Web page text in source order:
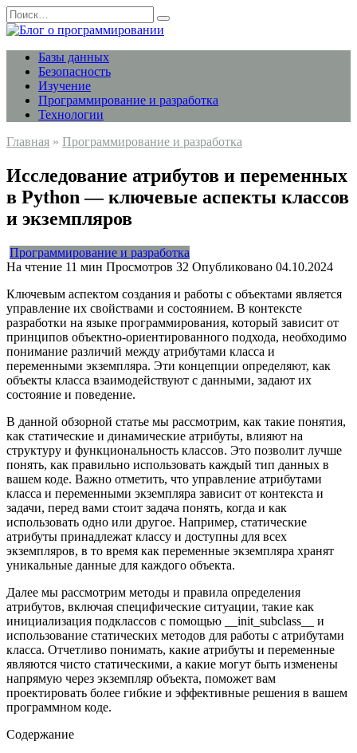
Перейти
к
содержанию
Search
for:
Базы данных
Безопасность
Изучение
Программирование и разработка
Технологии
Главная » Программирование и разработка
Исследование атрибутов и переменных
в Python — ключевые аспекты классов
и экземпляров
Программирование и разработка
На чтение 11 мин Просмотров 32 Опубликовано 04.10.2024
Ключевым аспектом создания и работы с объектами является
управление их свойствами и состоянием. В контексте
разработки на языке программирования, который зависит от
принципов объектно-ориентированного подхода, необходимо
понимание различий между атрибутами класса и
переменными экземпляра. Эти концепции определяют, как
объекты класса взаимодействуют с данными, задают их
состояние и поведение.
В данной обзорной статье мы рассмотрим, как такие понятия,
как статические и динамические атрибуты, влияют на
структуру и функциональность классов. Это позволит лучше
понять, как правильно использовать каждый тип данных в
вашем коде. Важно отметить, что управление атрибутами
класса и переменными экземпляра зависит от контекста и
задачи, перед вами стоит задача понять, когда и как
использовать одно или другое. Например, статические
атрибуты принадлежат классу и доступны для всех
экземпляров, в то время как переменные экземпляра хранят
уникальные данные для каждого объекта.
Далее мы рассмотрим методы и правила определения
атрибутов, включая специфические ситуации, такие как
инициализация подклассов с помощью __init_subclass__ и
использование статических методов для работы с атрибутами
класса. Отчетливо понимать, какие атрибуты и переменные
являются чисто статическими, а какие могут быть изменены
напрямую через экземпляр объекта, поможет вам
проектировать более гибкие и эффективные решения в вашем
программном коде.
Содержание